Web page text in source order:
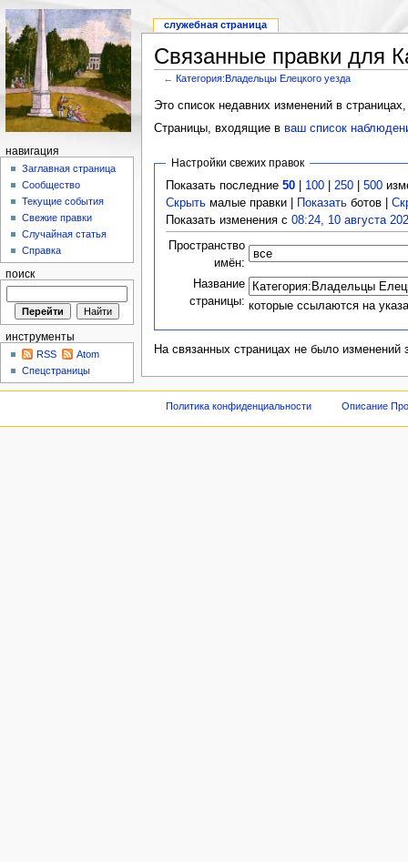
Связанные правки для
←Категория:Владельцы Елецкого уезда
Это список недавних изменений в
Страницы, входящие в ваш список
Настройки свежих правок
Показать последние50 100 |250 |500
Скрыть малые правки | Показать ботов |
Показать изменения с08:24, 10 августа
Пространство
имён:
Название
страницы: которые ссылаются на
На связанных страницах не было изменений
служебная страница
навигация
Заглавная страница
Сообщество
Текущие события
Свежие правки
Случайная статья
Справка
поиск
инструменты
RSS
Atom
Спецстраницы
Политика конфиденциальности Описание